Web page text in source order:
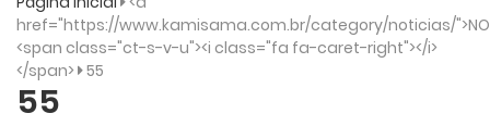
href="https://www.kamisama.com.br/category/noticias/
<span class="ct-s-v-u"><i class="fa fa-caret-right"></i>
</span> 55
55